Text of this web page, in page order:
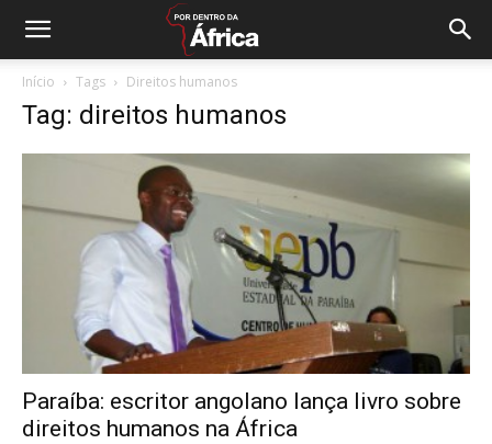
Início Tags Direitos humanos
Tag: direitos humanos
Paraíba: escritor angolano lança livro sobre
direitos humanos na África